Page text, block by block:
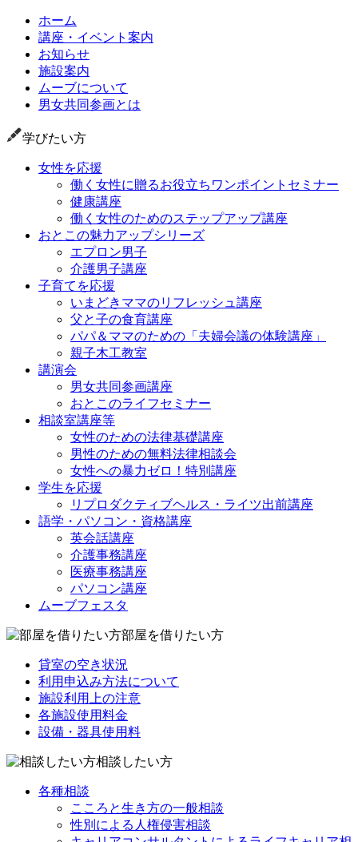
ホーム
講座・イベント案内
お知らせ
施設案内
ムーブについて
男女共同参画とは
学びたい方
女性を応援
働く女性に贈るお役立ちワンポイントセミナー
健康講座
働く女性のためのステップアップ講座
おとこの魅力アップシリーズ
エプロン男子
介護男子講座
子育てを応援
いまどきママのリフレッシュ講座
父と子の食育講座
パパ＆ママのための「夫婦会議の体験講座」
親子木工教室
講演会
男女共同参画講座
おとこのライフセミナー
相談室講座等
女性のための法律基礎講座
男性のための無料法律相談会
女性への暴力ゼロ！特別講座
学生を応援
リプロダクティブヘルス・ライツ出前講座
語学・パソコン・資格講座
英会話講座
介護事務講座
医療事務講座
パソコン講座
ムーブフェスタ
部屋を借りたい方
貸室の空き状況
利用申込み方法について
施設利用上の注意
各施設使用料金
設備・器具使用料
相談したい方
各種相談
こころと生き方の一般相談
性別による人権侵害相談